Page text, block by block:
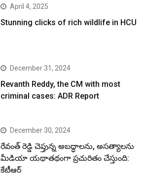
April 4, 2025
Stunning clicks of rich wildlife in HCU
December 31, 2024
Revanth Reddy, the CM with most
criminal cases: ADR Report
December 30, 2024
రేవంత్ రెడ్డి చెప్తున్న అబద్ధాలను, అసత్యాలను
మీడియా యథాతథంగా ప్రచురితం చేస్తుంది:
కేటీఆర్